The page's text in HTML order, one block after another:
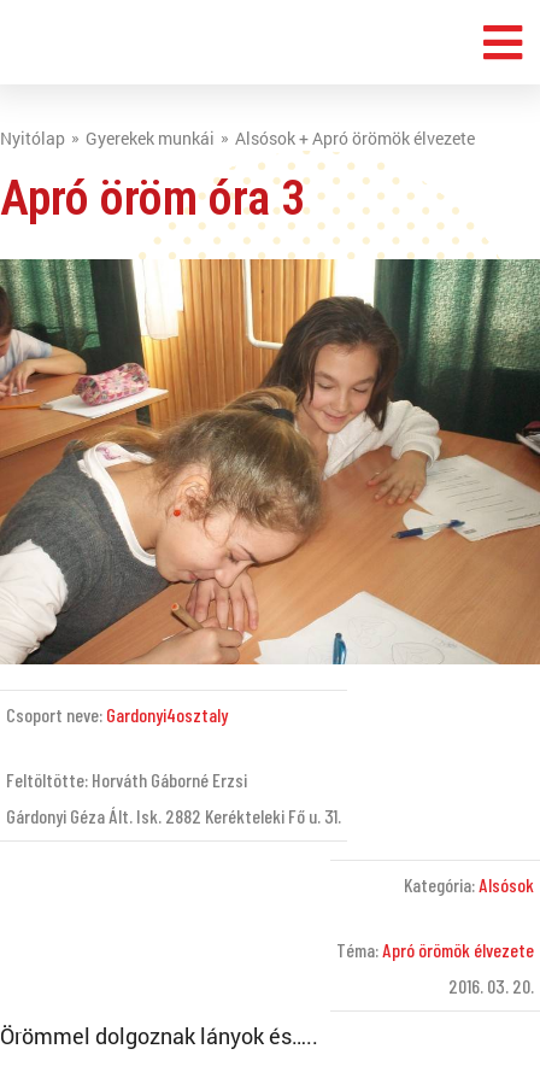
Nyitólap Gyerekek munkái Alsósok + Apró örömök élvezete
Apró öröm óra 3
Csoport neve: Gardonyi4osztaly
Feltöltötte: Horváth Gáborné Erzsi
Gárdonyi Géza Ált. Isk. 2882 Kerékteleki Fő u. 31.
Kategória:Alsósok
Téma:Apró örömök élvezete
2016. 03. 20.
Örömmel dolgoznak lányok és…..